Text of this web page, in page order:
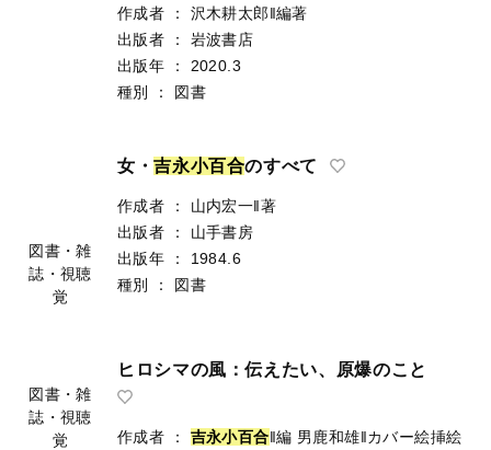
作成者
：
沢木耕太郎‖編著
出版者
：
岩波書店
出版年
：
2020.3
種別
： 図書
図書・雑
誌・視聴
覚
女・吉永小百合のすべて
作成者 ：
山内宏一‖著
出版者
：
山手書房
出版年
：
1984.6
種別
： 図書
図書・雑
誌・視聴
覚
ヒロシマの風：伝えたい、原爆のこと
作成者 ： 吉永小百合‖編 男鹿和雄‖カバー絵挿絵